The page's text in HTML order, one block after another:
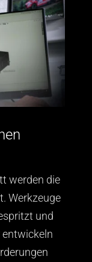
werden die
Werkzeuge
und
entwickeln